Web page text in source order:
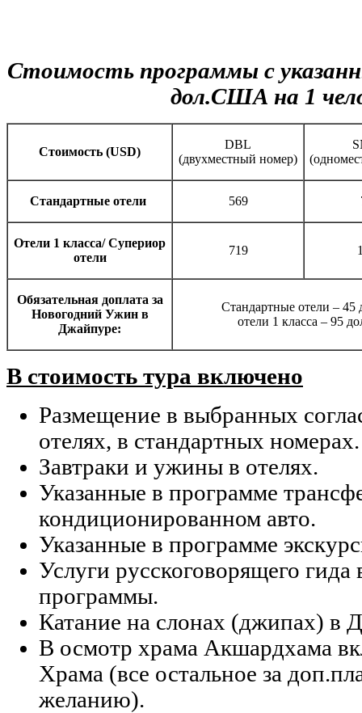
Стоимость программы с
дол.США на 1
Cтоимость (USD)
DBL
(двухместный номер)
Стандартные отели 569
Отели 1 класса/ Супериор
отели
719
Обязательная доплата за
Новогодний Ужин в
Джайпуре:
Стандартные отели –
отели 1 класса – 95
В стоимость тура включено
Размещение в выбранных
отелях, в стандартных номерах.
Завтраки и ужины в отелях.
Указанные в программе
кондиционированном авто.
Указанные в программе
Услуги русскоговорящего гида
программы.
Катание на слонах (джипах) в
В осмотр храма Акшардхама
Храма (все остальное за
желанию).